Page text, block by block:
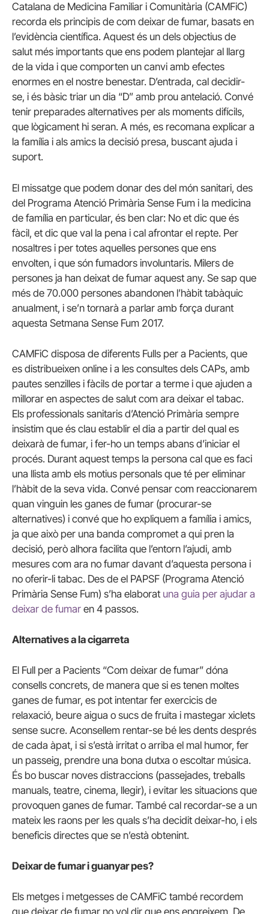
Catalana de Medicina Familiar i Comunitària (CAMFiC)
recorda els principis de com deixar de fumar, basats en
l’evidència científica. Aquest és un dels objectius de
salut més importants que ens podem plantejar al llarg
de la vida i que comporten un canvi amb efectes
enormes en el nostre benestar. D’entrada, cal decidir-
se, i és bàsic triar un dia “D” amb prou antelació. Convé
tenir preparades alternatives per als moments difícils,
que lògicament hi seran. A més, es recomana explicar a
la família i als amics la decisió presa, buscant ajuda i
suport.
El missatge que podem donar des del món sanitari, des
del Programa Atenció Primària Sense Fum i la medicina
de família en particular, és ben clar: No et dic que és
fàcil, et dic que val la pena i cal afrontar el repte. Per
nosaltres i per totes aquelles persones que ens
envolten, i que són fumadors involuntaris. Milers de
persones ja han deixat de fumar aquest any. Se sap que
més de 70.000 persones abandonen l’hàbit tabàquic
anualment, i se’n tornarà a parlar amb força durant
aquesta Setmana Sense Fum 2017.
CAMFiC disposa de diferents Fulls per a Pacients, que
es distribueixen online i a les consultes dels CAPs, amb
pautes senzilles i fàcils de portar a terme i que ajuden a
millorar en aspectes de salut com ara deixar el tabac.
Els professionals sanitaris d’Atenció Primària sempre
insistim que és clau establir el dia a partir del qual es
deixarà de fumar, i fer-ho un temps abans d’iniciar el
procés. Durant aquest temps la persona cal que es faci
una llista amb els motius personals que té per eliminar
l’hàbit de la seva vida. Convé pensar com reaccionarem
quan vinguin les ganes de fumar (procurar-se
alternatives) i convé que ho expliquem a família i amics,
ja que això per una banda compromet a qui pren la
decisió, però alhora facilita que l’entorn l’ajudi, amb
mesures com ara no fumar davant d’aquesta persona i
no oferir-li tabac. Des de el PAPSF (Programa Atenció
Primària Sense Fum) s’ha elaborat una guia per ajudar a
deixar de fumar en 4 passos.
Alternatives a la cigarreta
El Full per a Pacients “Com deixar de fumar” dóna
consells concrets, de manera que si es tenen moltes
ganes de fumar, es pot intentar fer exercicis de
relaxació, beure aigua o sucs de fruita i mastegar xiclets
sense sucre. Aconsellem rentar-se bé les dents després
de cada àpat, i si s’està irritat o arriba el mal humor, fer
un passeig, prendre una bona dutxa o escoltar música.
És bo buscar noves distraccions (passejades, treballs
manuals, teatre, cinema, llegir), i evitar les situacions que
provoquen ganes de fumar. També cal recordar-se a un
mateix les raons per les quals s’ha decidit deixar-ho, i els
beneficis directes que se n’està obtenint.
Deixar de fumar i guanyar pes?
Els metges i metgesses de CAMFiC també recordem